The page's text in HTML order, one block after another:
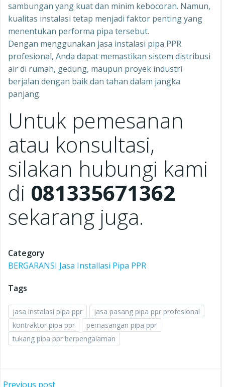
sambungan yang kuat dan minim kebocoran. Namun,
kualitas instalasi tetap menjadi faktor penting yang
menentukan performa pipa tersebut.
Dengan menggunakan jasa instalasi pipa PPR
profesional, Anda dapat memastikan sistem distribusi
air di rumah, gedung, maupun proyek industri
berjalan dengan baik dan tahan dalam jangka
panjang.
Untuk pemesanan
atau konsultasi,
silakan hubungi kami
di 081335671362
sekarang juga.
Category
BERGARANSI Jasa Installasi Pipa PPR
Tags
jasa instalasi pipa ppr
jasa pasang pipa ppr profesional
kontraktor pipa ppr
pemasangan pipa ppr
tukang pipa ppr berpengalaman
Previous post